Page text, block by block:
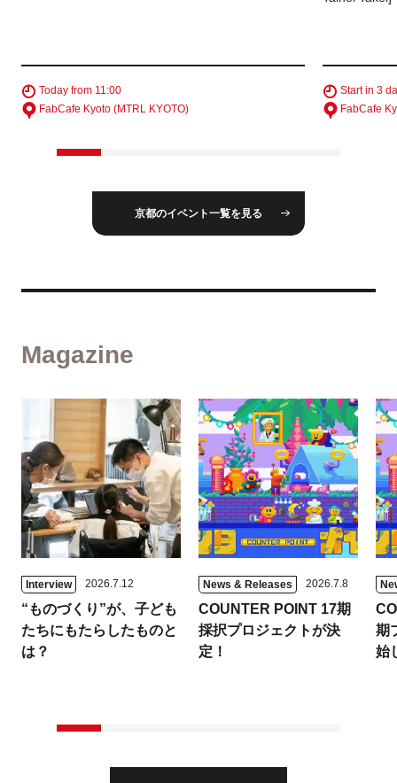
Today from 11:00
FabCafe Kyoto (MTRL KYOTO)
Start in 3
FabCafe
京都のイベント一覧を見る
Magazine
Interview 2026.7.12
“ものづくり”が、子ども
たちにもたらしたものと
は？
News & Releases 2026.7.8
COUNTER POINT 17期
採択プロジェクトが決
定！
期
始